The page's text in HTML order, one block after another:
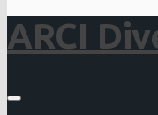
ARCI